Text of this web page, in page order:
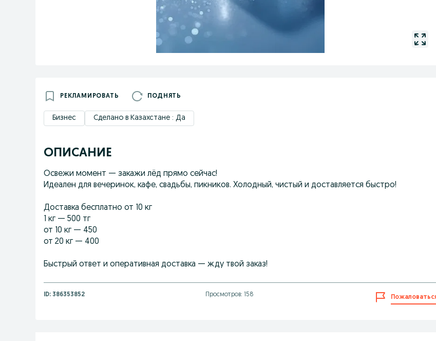
РЕКЛАМИРОВАТЬ ПОДНЯТЬ
Бизнес Сделано в Казахстане : Да
ОПИСАНИЕ
Освежи момент — закажи лёд прямо сейчас!
Идеален для вечеринок, кафе, свадьбы, пикников. Холодный, чистый и доставляется быстро!
Доставка бесплатно от 10 кг
1 кг — 500 тг
от 10 кг — 450
от 20 кг — 400
Быстрый ответ и оперативная доставка — жду твой заказ!
ID: 386353852 Просмотров: 158